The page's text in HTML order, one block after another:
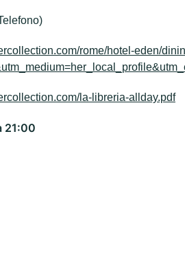
rome/hotel-eden/
la-libreria-allday.pdf
21:00